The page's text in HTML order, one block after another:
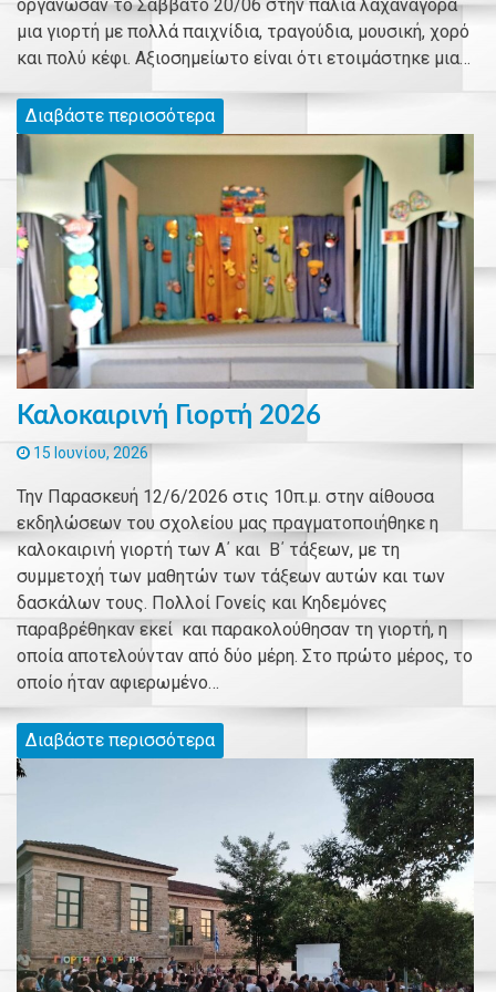
οργάνωσαν το Σάββατο 20/06 στην παλιά λαχαναγορά
μια γιορτή με πολλά παιχνίδια, τραγούδια, μουσική, χορό
και πολύ κέφι. Αξιοσημείωτο είναι ότι ετοιμάστηκε μια…
Διαβάστε περισσότερα
Καλοκαιρινή Γιορτή 2026
15 Ιουνίου, 2026
Την Παρασκευή 12/6/2026 στις 10π.μ. στην αίθουσα
εκδηλώσεων του σχολείου μας πραγματοποιήθηκε η
καλοκαιρινή γιορτή των Α΄ και Β΄ τάξεων, με τη
συμμετοχή των μαθητών των τάξεων αυτών και των
δασκάλων τους. Πολλοί Γονείς και Κηδεμόνες
παραβρέθηκαν εκεί και παρακολούθησαν τη γιορτή, η
οποία αποτελούνταν από δύο μέρη. Στο πρώτο μέρος, το
οποίο ήταν αφιερωμένο…
Διαβάστε περισσότερα